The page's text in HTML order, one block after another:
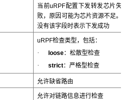
当前uRPF配置下发转发芯片失
败，原因可能为芯片资源不足。
没有该字段时表示下发成功
uRPF检查类型，包括：
· loose：松散型检查
· strict：严格型检查
允许缺省路由
允许对链路信息进行检查